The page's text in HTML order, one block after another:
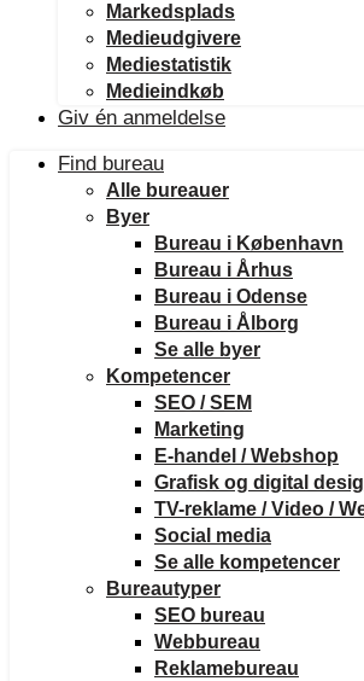
Markedsplads
Medieudgivere
Mediestatistik
Medieindkøb
Giv én anmeldelse
Find bureau
Alle bureauer
Byer
Bureau i København
Bureau i Århus
Bureau i Odense
Bureau i Ålborg
Se alle byer
Kompetencer
SEO / SEM
Marketing
E-handel / Webshop
Grafisk og digital
TV-reklame / Video /
Social media
Se alle kompetencer
Bureautyper
SEO bureau
Webbureau
Reklamebureau